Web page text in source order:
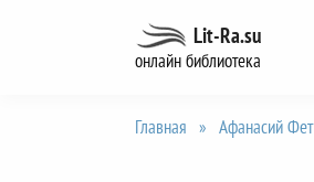
Lit-Ra.su
онлайн библиотека
Главная » Афанасий Фет